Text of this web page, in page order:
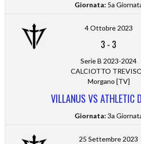
Giornata: 5a
4 Ottobre 2023
3 - 3
Serie B 2023-2024
CALCIOTTO
Morgano [TV]
VILLANUS VS ATHLETIC
Giornata: 3a
25 Settembre 2023